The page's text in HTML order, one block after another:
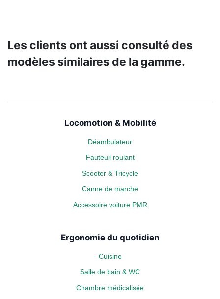
Les clients ont aussi consulté des
modèles similaires de la gamme.
Locomotion & Mobilité
Déambulateur
Fauteuil roulant
Scooter & Tricycle
Canne de marche
Accessoire voiture PMR
Ergonomie du quotidien
Cuisine
Salle de bain & WC
Chambre médicalisée